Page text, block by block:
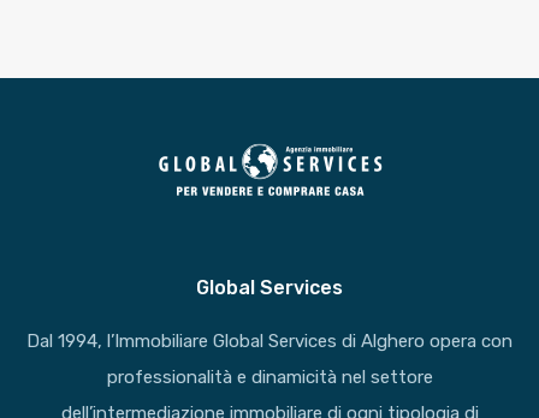
Global Services
Dal 1994, l’Immobiliare Global Services di Alghero opera con
professionalità e dinamicità nel settore
dell’intermediazione immobiliare di ogni tipologia di